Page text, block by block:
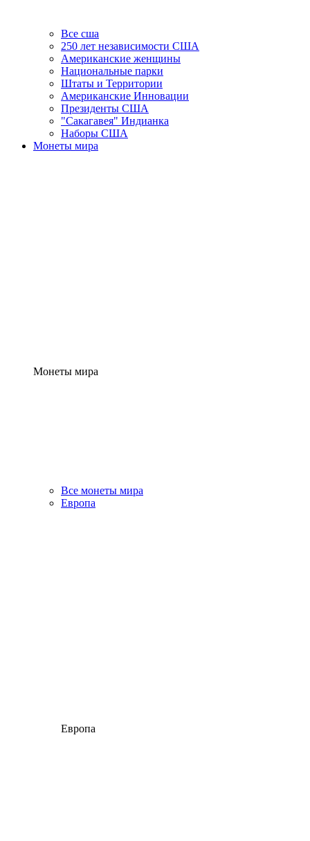
Все сша
250 лет независимости США
Американские женщины
Национальные парки
Штаты и Территории
Американские Инновации
Президенты США
"Сакагавея" Индианка
Наборы США
Монеты мира
Монеты мира
Все монеты мира
Европа
Европа